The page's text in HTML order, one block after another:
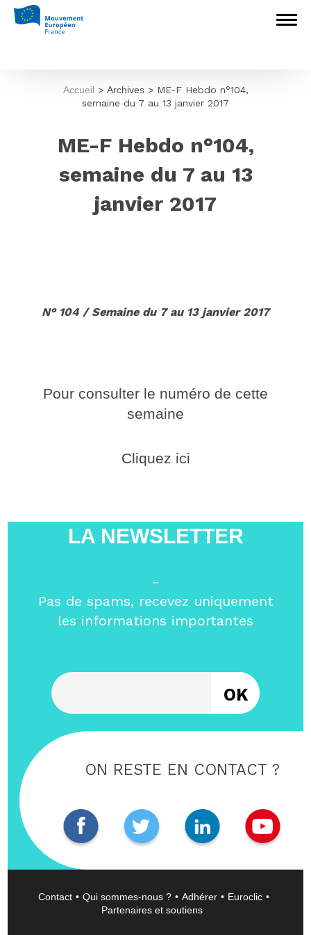
Accueil > Archives> ME-F Hebdo n°104,
semaine du 7 au 13 janvier 2017
ME-F Hebdo n°104,
semaine du 7 au 13
janvier 2017
N° 104 / Semaine du 7 au 13 janvier 2017
Pour consulter le numéro de cette
semaine
Cliquez ici
LA NEWSLETTER
-
Pas de spams, recevez uniquement
les informations importantes
ON RESTE EN CONTACT ?
Contact Qui sommes-nous ? Adhérer
Euroclic
Partenaires et soutiens